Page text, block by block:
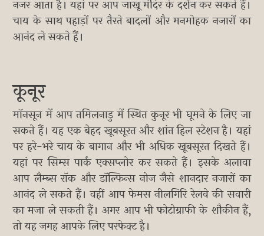
नजर आता है। यहां पर आप जाखू मंदिर के दर्शन कर सकते हैं।
चाय के साथ पहाड़ों पर तैरते बादलों और मनमोहक नजारों का
आनंद ले सकते हैं।
कूनूर
मॉनसून में आप तमिलनाडु में स्थित कुनूर भी घूमने के लिए जा
सकते हैं। यह एक बेहद खूबसूरत और शांत हिल स्टेशन है। यहां
पर हरे-भरे चाय के बागान और भी अधिक खूबसूरत दिखते हैं।
यहां पर सिम्स पार्क एक्सप्लोर कर सकते हैं। इसके अलावा
आप लैम्ब्स रॉक और डॉल्फिन्स नोज जैसे शानदार नजारों का
आनंद ले सकते हैं। वहीं आप फेमस नीलगिरि रेलवे की सवारी
का मजा ले सकती हैं। अगर आप भी फोटोग्राफी के शौकीन हैं,
तो यह जगह आपके लिए परफेक्ट है।